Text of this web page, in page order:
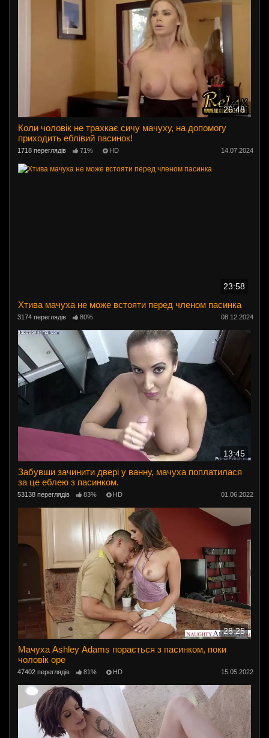
26:48
Коли чоловік не трахкає сичу мачуху, на допомогу
приходить еблівий пасинок!
1718 переглядів 71% HD 14.07.2024
23:58
Хтива мачуха не може встояти перед членом пасинка
3174 переглядів 80% 08.12.2024
13:45
Забувши зачинити двері у ванну, мачуха поплатилася
за це еблею з пасинком.
53138 переглядів 83% HD 01.06.2022
28:25
Мачуха Ashley Adams порається з пасинком, поки
чоловік оре
47402 переглядів 81% HD 15.05.2022